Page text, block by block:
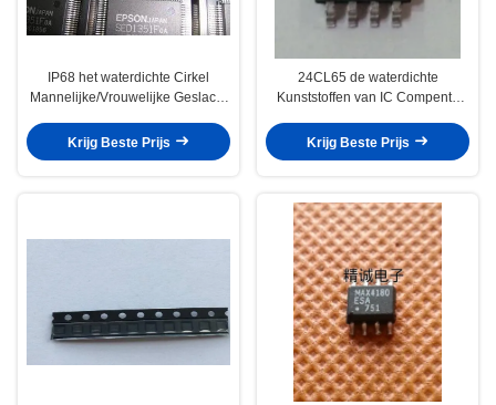
IP68 het waterdichte Cirkel
Mannelijke/Vrouwelijke Geslacht
SED1351F
Krijg Beste Prijs
24CL65 de waterdichte
Kunststoffen van IC Compents
Originele Elektronische
Krijg Beste Prijs